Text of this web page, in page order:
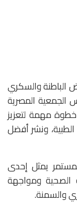
الباطنة والسكري
الجمعية المصرية
مهمة لتعزيز
ونشر أفضل
يمثل إحدى
الصحية ومواجهة
والسمنة.